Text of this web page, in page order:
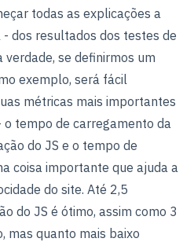
todas as explicações a
dos resultados dos testes de
se definirmos um
exemplo, será fácil
métricas mais importantes
tempo de carregamento da
do JS e o tempo de
coisa importante que ajuda a
do site. Até 2,5
do JS é ótimo, assim como 3
mas quanto mais baixo